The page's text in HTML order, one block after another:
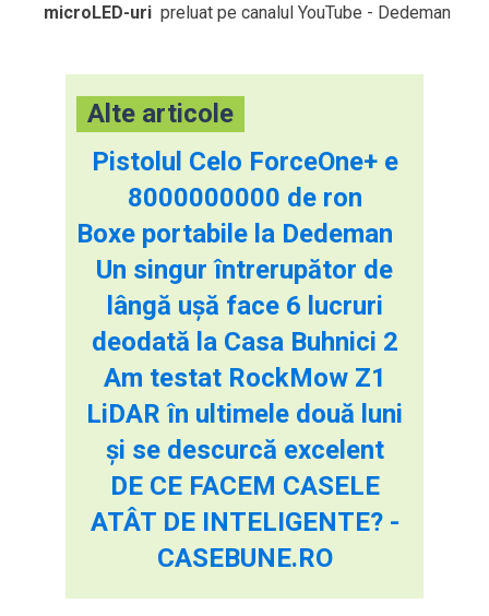
microLED-uri preluat pe canalul YouTube - Dedeman
Alte articole
Pistolul Celo ForceOne+ e
8000000000 de ron
Boxe portabile la Dedeman
Un singur întrerupător de
lângă ușă face 6 lucruri
deodată la Casa Buhnici 2
Am testat RockMow Z1
LiDAR în ultimele două luni
și se descurcă excelent
DE CE FACEM CASELE
ATÂT DE INTELIGENTE? -
CASEBUNE.RO